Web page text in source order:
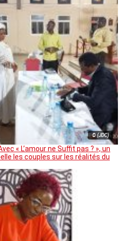
© (JDC)
« L’amour ne Suffit pas ? », un
les couples sur les réalités du